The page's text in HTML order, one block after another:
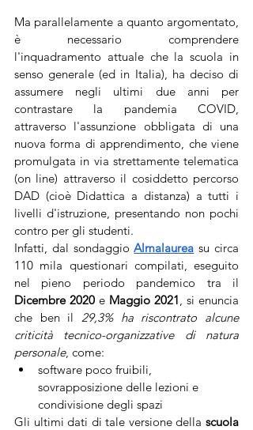
Ma parallelamente a quanto argomentato,
è necessario comprendere
l'inquadramento attuale che la scuola in
senso generale (ed in Italia), ha deciso di
assumere negli ultimi due anni per
contrastare la pandemia COVID,
attraverso l'assunzione obbligata di una
nuova forma di apprendimento, che viene
promulgata in via strettamente telematica
(on line) attraverso il cosiddetto percorso
DAD (cioè Didattica a distanza) a tutti i
livelli d'istruzione, presentando non pochi
contro per gli studenti.
Infatti, dal sondaggio Almalaurea su circa
110 mila questionari compilati, eseguito
Dicembre 2020 e Maggio 2021, si enuncia
che ben il 29,3% ha riscontrato alcune
criticità tecnico-organizzative di natura
personale, come:
software poco fruibili,
sovrapposizione delle lezioni e
condivisione degli spazi
Gli ultimi dati di tale versione della scuola